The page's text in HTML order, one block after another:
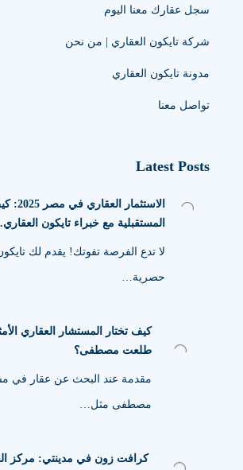
سجل عقارك معنا اليوم
شركة تايكون العقاري | من نحن
مدونة تايكون العقاري
تواصل معنا
Latest Posts
المستقبلية مع خبراء تايكون العقاري.
لا تدع الفرصة تفوتك! يقدم لك
حصرية…
كيف تختار المستشار العقاري
طلعت مصطفى؟
مقدمة عند البحث عن عقار في
مصطفى مثل…
كرافت زون في مدينتي: مركز